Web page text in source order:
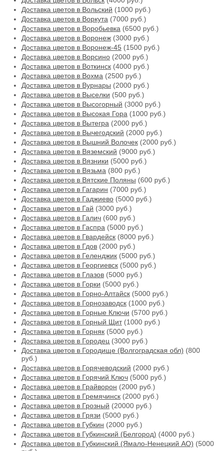
Доставка цветов в Вольский (1000 руб.)
Доставка цветов в Воркута (7000 руб.)
Доставка цветов в Воробьевка (6500 руб.)
Доставка цветов в Воронеж (3000 руб.)
Доставка цветов в Воронеж-45 (1500 руб.)
Доставка цветов в Ворсино (2000 руб.)
Доставка цветов в Воткинск (4000 руб.)
Доставка цветов в Вохма (2500 руб.)
Доставка цветов в Вурнары (2000 руб.)
Доставка цветов в Выселки (500 руб.)
Доставка цветов в Высогорный (3000 руб.)
Доставка цветов в Высокая Гора (1000 руб.)
Доставка цветов в Вытегра (2000 руб.)
Доставка цветов в Вычегодский (2000 руб.)
Доставка цветов в Вышний Волочек (2000 руб.)
Доставка цветов в Вяземский (9000 руб.)
Доставка цветов в Вязники (5000 руб.)
Доставка цветов в Вязьма (800 руб.)
Доставка цветов в Вятские Поляны (600 руб.)
Доставка цветов в Гагарин (7000 руб.)
Доставка цветов в Гаджиево (5000 руб.)
Доставка цветов в Гай (3000 руб.)
Доставка цветов в Галич (600 руб.)
Доставка цветов в Гаспра (5000 руб.)
Доставка цветов в Гвардейск (8000 руб.)
Доставка цветов в Гдов (2000 руб.)
Доставка цветов в Геленджик (5000 руб.)
Доставка цветов в Георгиевск (5000 руб.)
Доставка цветов в Глазов (5000 руб.)
Доставка цветов в Горки (5000 руб.)
Доставка цветов в Горно-Алтайск (5000 руб.)
Доставка цветов в Горнозаводск (1000 руб.)
Доставка цветов в Горные Ключи (5700 руб.)
Доставка цветов в Горный Щит(1000 руб.)
Доставка цветов в Горняк (5000 руб.)
Доставка цветов в Городец (3000 руб.)
Доставка цветов в Городище (Волгоградская обл) (800
руб.)
Доставка цветов в Горячеводский (2000 руб.)
Доставка цветов в Горячий Ключ (5000 руб.)
Доставка цветов в Грайворон (2000 руб.)
Доставка цветов в Гремячинск (2000 руб.)
Доставка цветов в Грозный (20000 руб.)
Доставка цветов в Грязи (5000 руб.)
Доставка цветов в Губкин (2000 руб.)
Доставка цветов в Губкинский (Белгород) (4000 руб.)
Доставка цветов в Губкинский (Ямало-Ненецкий АО) (5000